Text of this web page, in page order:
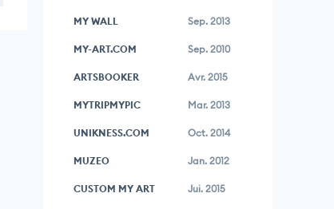
MY WALL Sep. 2013
MY-ART.COM Sep. 2010
ARTSBOOKER Avr. 2015
MYTRIPMYPIC Mar. 2013
UNIKNESS.COM Oct. 2014
MUZEO Jan. 2012
CUSTOM MY ART Jui. 2015